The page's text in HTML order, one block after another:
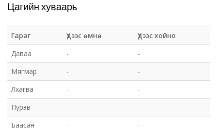
Цагийн хуваарь
Гараг Үдээс өмнө
Үдээс хойно
Даваа
-
-
Мягмар
-
-
Лхагва
-
-
Пүрэв
-
-
Баасан
-
-